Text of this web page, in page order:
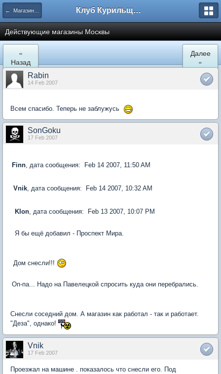
← Магазины в Москве Клуб Курильщиков Трубки
Действующие магазины Москвы
«
Назад
Далее
»
Rabin
14 Feb 2007
Всем спасибо. Теперь не заблужусь
SonGoku
17 Feb 2007
Finn , дата сообщения: Feb 14 2007, 11:50 AM
Vnik , дата сообщения: Feb 14 2007, 10:32 AM
Klon , дата сообщения: Feb 13 2007, 10:07 PM
Я бы ещё добавил - Проспект Мира.
Дом снесли!!!
Оп-па... Надо на Павелецкой спросить куда они перебрались.
Снесли соседний дом. А магазин как работал - так и работает.
"Деза", однако!
Vnik
17 Feb 2007
Проезжал на машине . показалось что снесли его. Под